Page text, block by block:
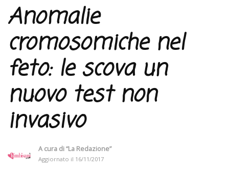
Anomalie
cromosomiche nel
feto: le scova un
nuovo test non
invasivo
A cura di“La Redazione”
Aggiornato il 16/11/2017